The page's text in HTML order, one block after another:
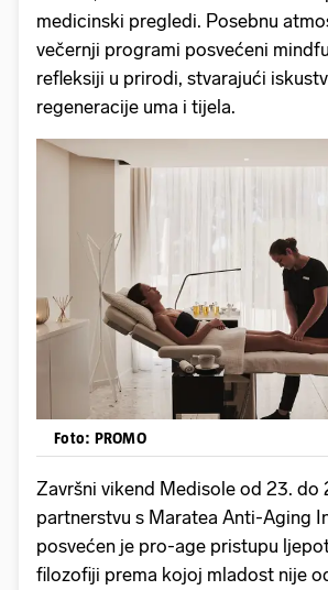
medicinski pregledi. Posebnu
večernji programi posvećeni
refleksiji u prirodi, stvarajući
regeneracije uma i tijela.
Foto: PROMO
Završni vikend Medisole od 23. do
partnerstvu s Maratea Anti-Aging
posvećen je pro-age pristupu
filozofiji prema kojoj mladost nije